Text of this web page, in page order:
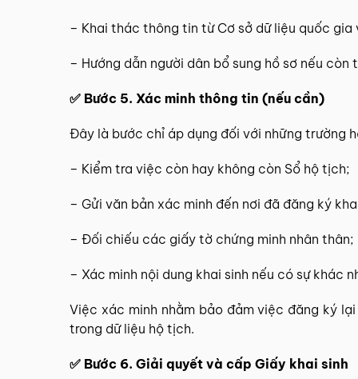
– Khai thác thông tin từ Cơ sở dữ liệu quốc
– Hướng dẫn người dân bổ sung hồ sơ nếu còn
✅ Bước 5. Xác minh thông tin (nếu cần)
Đây là bước chỉ áp dụng đối với những trường
– Kiểm tra việc còn hay không còn Sổ hộ tịch;
– Gửi văn bản xác minh đến nơi đã đăng ký
– Đối chiếu các giấy tờ chứng minh nhân thân;
– Xác minh nội dung khai sinh nếu có sự khác
Việc xác minh nhằm bảo đảm việc đăng ký
trong dữ liệu hộ tịch.
✅ Bước 6. Giải quyết và cấp Giấy khai sinh